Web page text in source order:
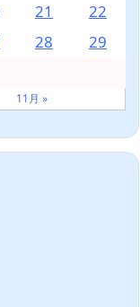
21
22
28
29
11月 »